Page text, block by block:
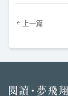
上一篇